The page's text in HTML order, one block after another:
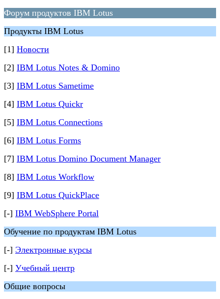
Форум продуктов IBM Lotus
Продукты IBM Lotus
[1] Новости
[2] IBM Lotus Notes & Domino
[3] IBM Lotus Sametime
[4] IBM Lotus Quickr
[5] IBM Lotus Connections
[6] IBM Lotus Forms
[7] IBM Lotus Domino Document Manager
[8] IBM Lotus Workflow
[9] IBM Lotus QuickPlace
[-] IBM WebSphere Portal
Обучение по продуктам IBM Lotus
[-] Электронные курсы
[-] Учебный центр
Общие вопросы